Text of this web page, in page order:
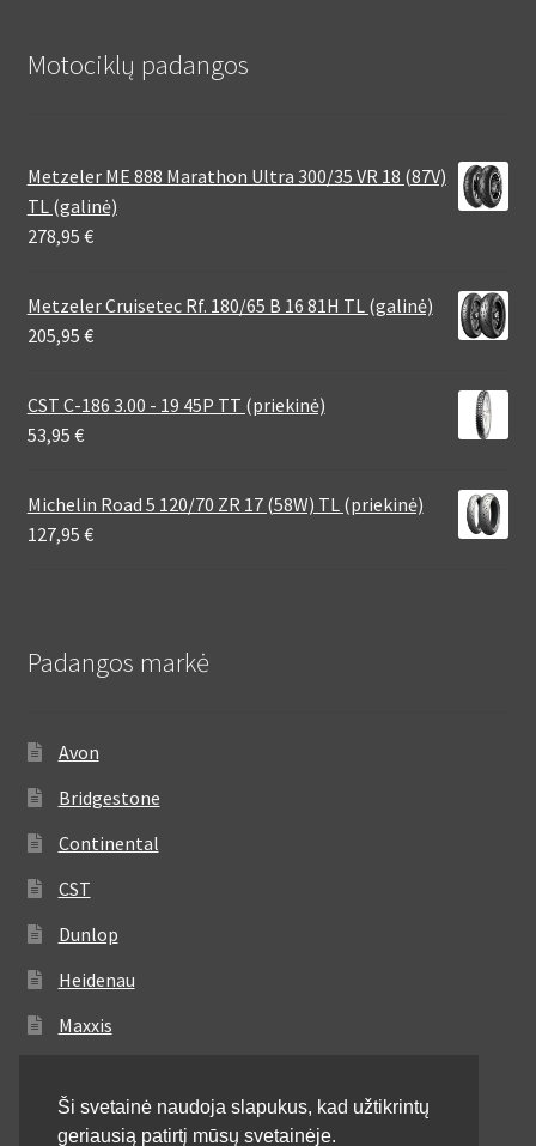
Motociklų padangos
Metzeler ME 888 Marathon Ultra 300/35 VR 18 (87V)
TL (galinė)
278,95 €
Metzeler Cruisetec Rf. 180/65 B 16 81H TL (galinė)
205,95 €
CST C-186 3.00 - 19 45P TT (priekinė)
53,95 €
Michelin Road 5 120/70 ZR 17 (58W) TL (priekinė)
127,95 €
Padangos markė
Avon
Bridgestone
Continental
CST
Dunlop
Heidenau
Maxxis
Michelin
Ši svetainė naudoja slapukus, kad užtikrintų
geriausią patirtį mūsų svetainėje.